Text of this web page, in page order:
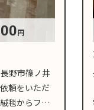
円
ページより
、戸建て住
の貼り替え